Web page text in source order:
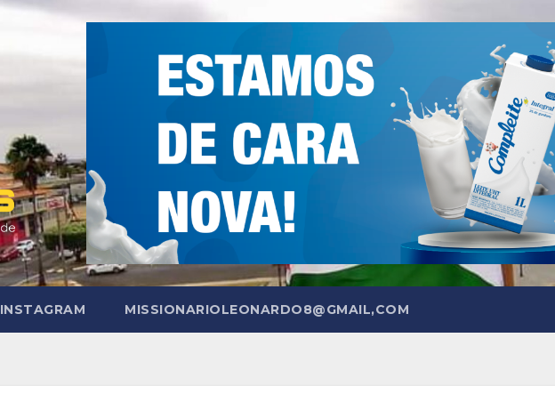
INSTAGRAM MISSIONARIOLEONARDO8@GMAIL,COM